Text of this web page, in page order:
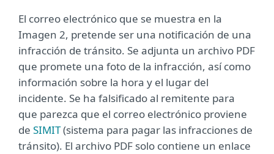
El correo electrónico que se muestra en la
Imagen 2, pretende ser una notificación de una
infracción de tránsito. Se adjunta un archivo PDF
que promete una foto de la infracción, así como
información sobre la hora y el lugar del
incidente. Se ha falsificado al remitente para
que parezca que el correo electrónico proviene
de SIMIT(sistema para pagar las infracciones de
tránsito). El archivo PDF solo contiene un enlace